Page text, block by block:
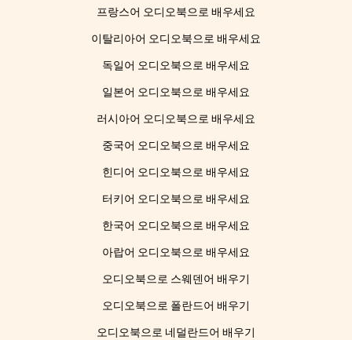
프랑스어 오디오북으로 배우세요
이탈리아어 오디오북으로 배우세요
독일어 오디오북으로 배우세요
일본어 오디오북으로 배우세요
러시아어 오디오북으로 배우세요
중국어 오디오북으로 배우세요
힌디어 오디오북으로 배우세요
터키어 오디오북으로 배우세요
한국어 오디오북으로 배우세요
아랍어 오디오북으로 배우세요
오디오북으로 스웨덴어 배우기
오디오북으로 폴란드어 배우기
오디오북으로 네덜란드어 배우기